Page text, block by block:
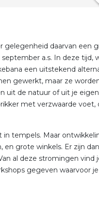
gelegenheid daarvan een
a.s. In deze tijd,
een uitstekend
gewerkt, maar ze
uit de natuur of uit je
met verzwaarde voet,
in tempels. Maar
grote winkels. Er zijn
al deze stromingen vind
gegeven waarvoor